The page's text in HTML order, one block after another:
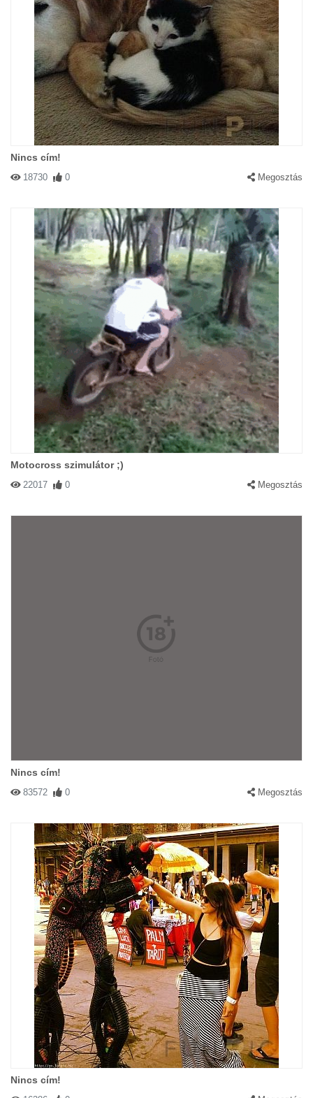
Nincs cím!
18730 0 Megosztás
Motocross szimulátor ;)
22017 0 Megosztás
Nincs cím!
83572 0 Megosztás
Nincs cím!